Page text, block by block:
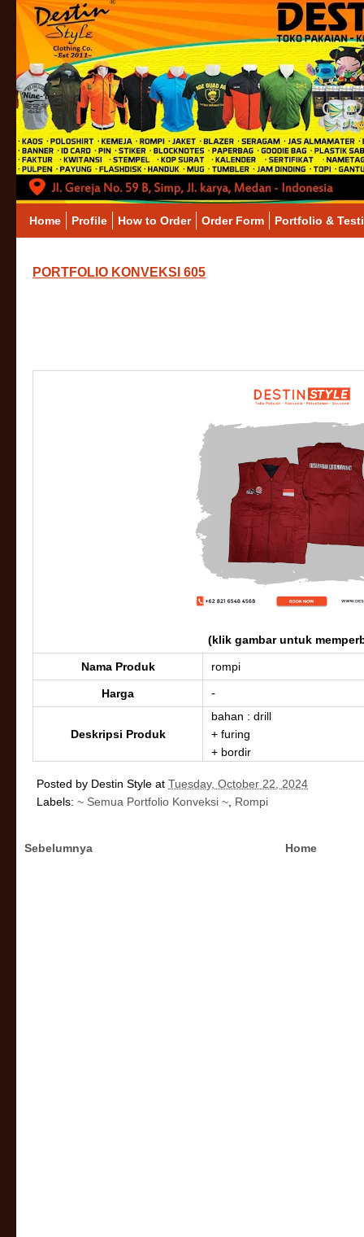
Home Profile How to Order Order Form Portfolio &
PORTFOLIO KONVEKSI 605
(klik gambar untuk
Nama Produk rompi
Harga -
Deskripsi Produk
bahan : drill
+ furing
+ bordir
Posted by Destin Style at Tuesday, October 22, 2024
Labels: ~ Semua Portfolio Konveksi ~ Rompi
Sebelumnya Home